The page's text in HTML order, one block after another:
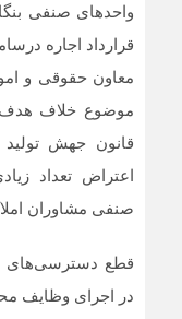
واحدهای صنفی
قرارداد اجاره
معاون حقوقی و
قانون جهش
اعتراض تعداد
صنفی مشاوران
قطع دسترسی‌های
در اجرای وظایف